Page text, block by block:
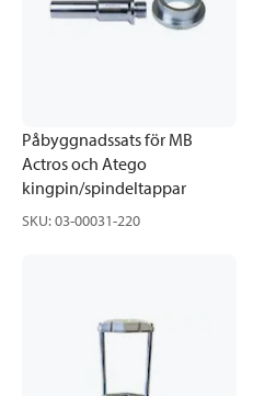
Påbyggnadssats för MB
Actros och Atego
kingpin/spindeltappar
SKU:03-00031-220